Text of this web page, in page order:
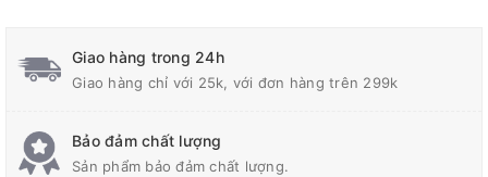
Giao hàng trong 24h
Giao hàng chỉ với 25k, với đơn hàng trên 299k
Bảo đảm chất lượng
Sản phẩm bảo đảm chất lượng.